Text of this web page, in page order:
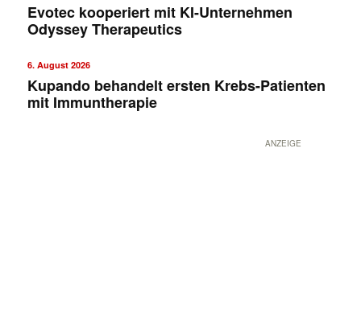
Evotec kooperiert mit KI-Unternehmen
Odyssey Therapeutics
6. August 2026
Kupando behandelt ersten Krebs-Patienten
mit Immuntherapie
ANZEIGE